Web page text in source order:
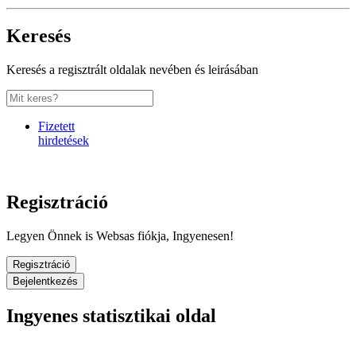
Keresés
Keresés a regisztrált oldalak nevében és leirásában
Fizetett
hirdetések
Regisztráció
Legyen Önnek is Websas fiókja, Ingyenesen!
Regisztráció
Bejelentkezés
Ingyenes statisztikai oldal